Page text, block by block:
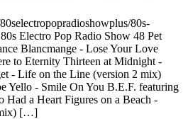
80s-
Electro Pop Radio Show 48 Pet
Blancmange - Lose Your Love
to Eternity Thirteen at Midnight -
- Life on the Line (version 2 mix)
Yello - Smile On You B.E.F. featuring
Had a Heart Figures on a Beach -
mix) […]